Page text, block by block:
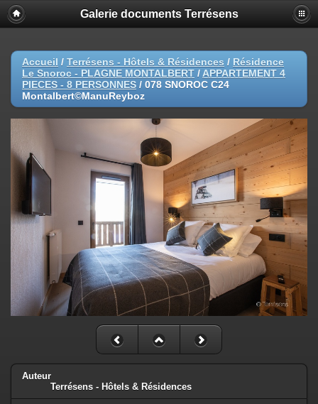
Galerie documents Terrésens
Accueil / Terrésens - Hôtels & Résidences / Résidence
Le Snoroc - PLAGNE MONTALBERT / APPARTEMENT 4
PIECES - 8 PERSONNES / 078 SNOROC C24
Montalbert©ManuReyboz
Auteur
Terrésens - Hôtels & Résidences